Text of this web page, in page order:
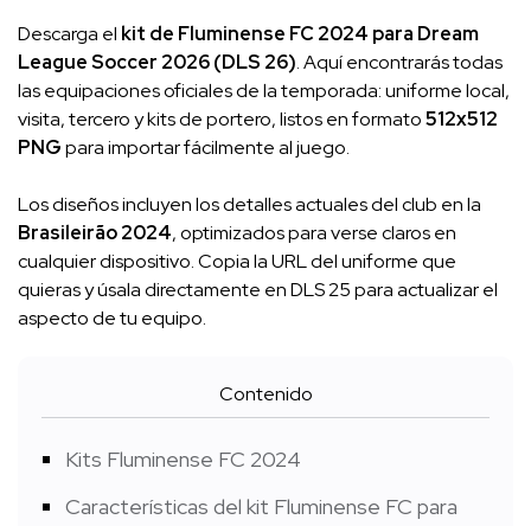
Descarga el kit de Fluminense FC 2024 para Dream
League Soccer 2026 (DLS 26). Aquí encontrarás todas
las equipaciones oficiales de la temporada: uniforme local,
visita, tercero y kits de portero, listos en formato512x512
PNGpara importar fácilmente al juego.
Los diseños incluyen los detalles actuales del club en la
Brasileirão 2024, optimizados para verse claros en
cualquier dispositivo. Copia la URL del uniforme que
quieras y úsala directamente en DLS 25 para actualizar el
aspecto de tu equipo.
Contenido
Kits Fluminense FC 2024
Características del kit Fluminense FC para